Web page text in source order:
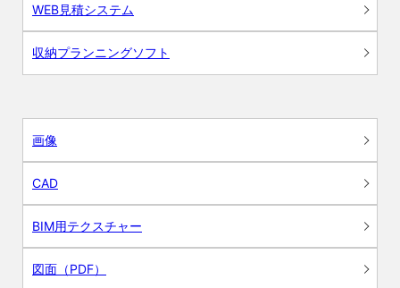
WEB見積システム
収納プランニングソフト
画像
CAD
BIM用テクスチャー
図面（PDF）